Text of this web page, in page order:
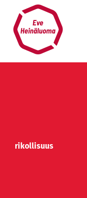
sisältöön
rikollisuus